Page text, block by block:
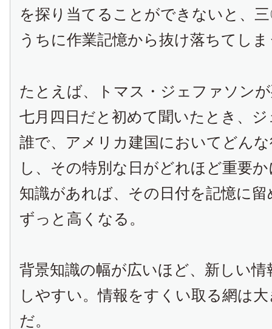
を探り当てることができないと、
うちに作業記憶から抜け落ちてし
たとえば、トマス・ジェファソン
七月四日だと初めて聞いたとき、
誰で、アメリカ建国においてどん
し、その特別な日がどれほど重要
知識があれば、その日付を記憶に
ずっと高くなる。
背景知識の幅が広いほど、新しい情
しやすい。情報をすくい取る網は
だ。